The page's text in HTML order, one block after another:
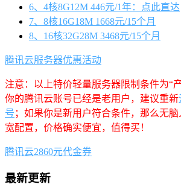
6、4核8G12M 446元/1年：点此直达
7、8核16G18M 1668元/15个月
8、16核32G28M 3468元/15个月
腾讯云服务器优惠活动
注意：以上特价轻量服务器限制条件为“
你的腾讯云账号已经是老用户，建议重新
号 ；如果你是新用户符合条件，那么无
宽配置，价格确实便宜，值得买！
腾讯云2860元代金券
最新更新